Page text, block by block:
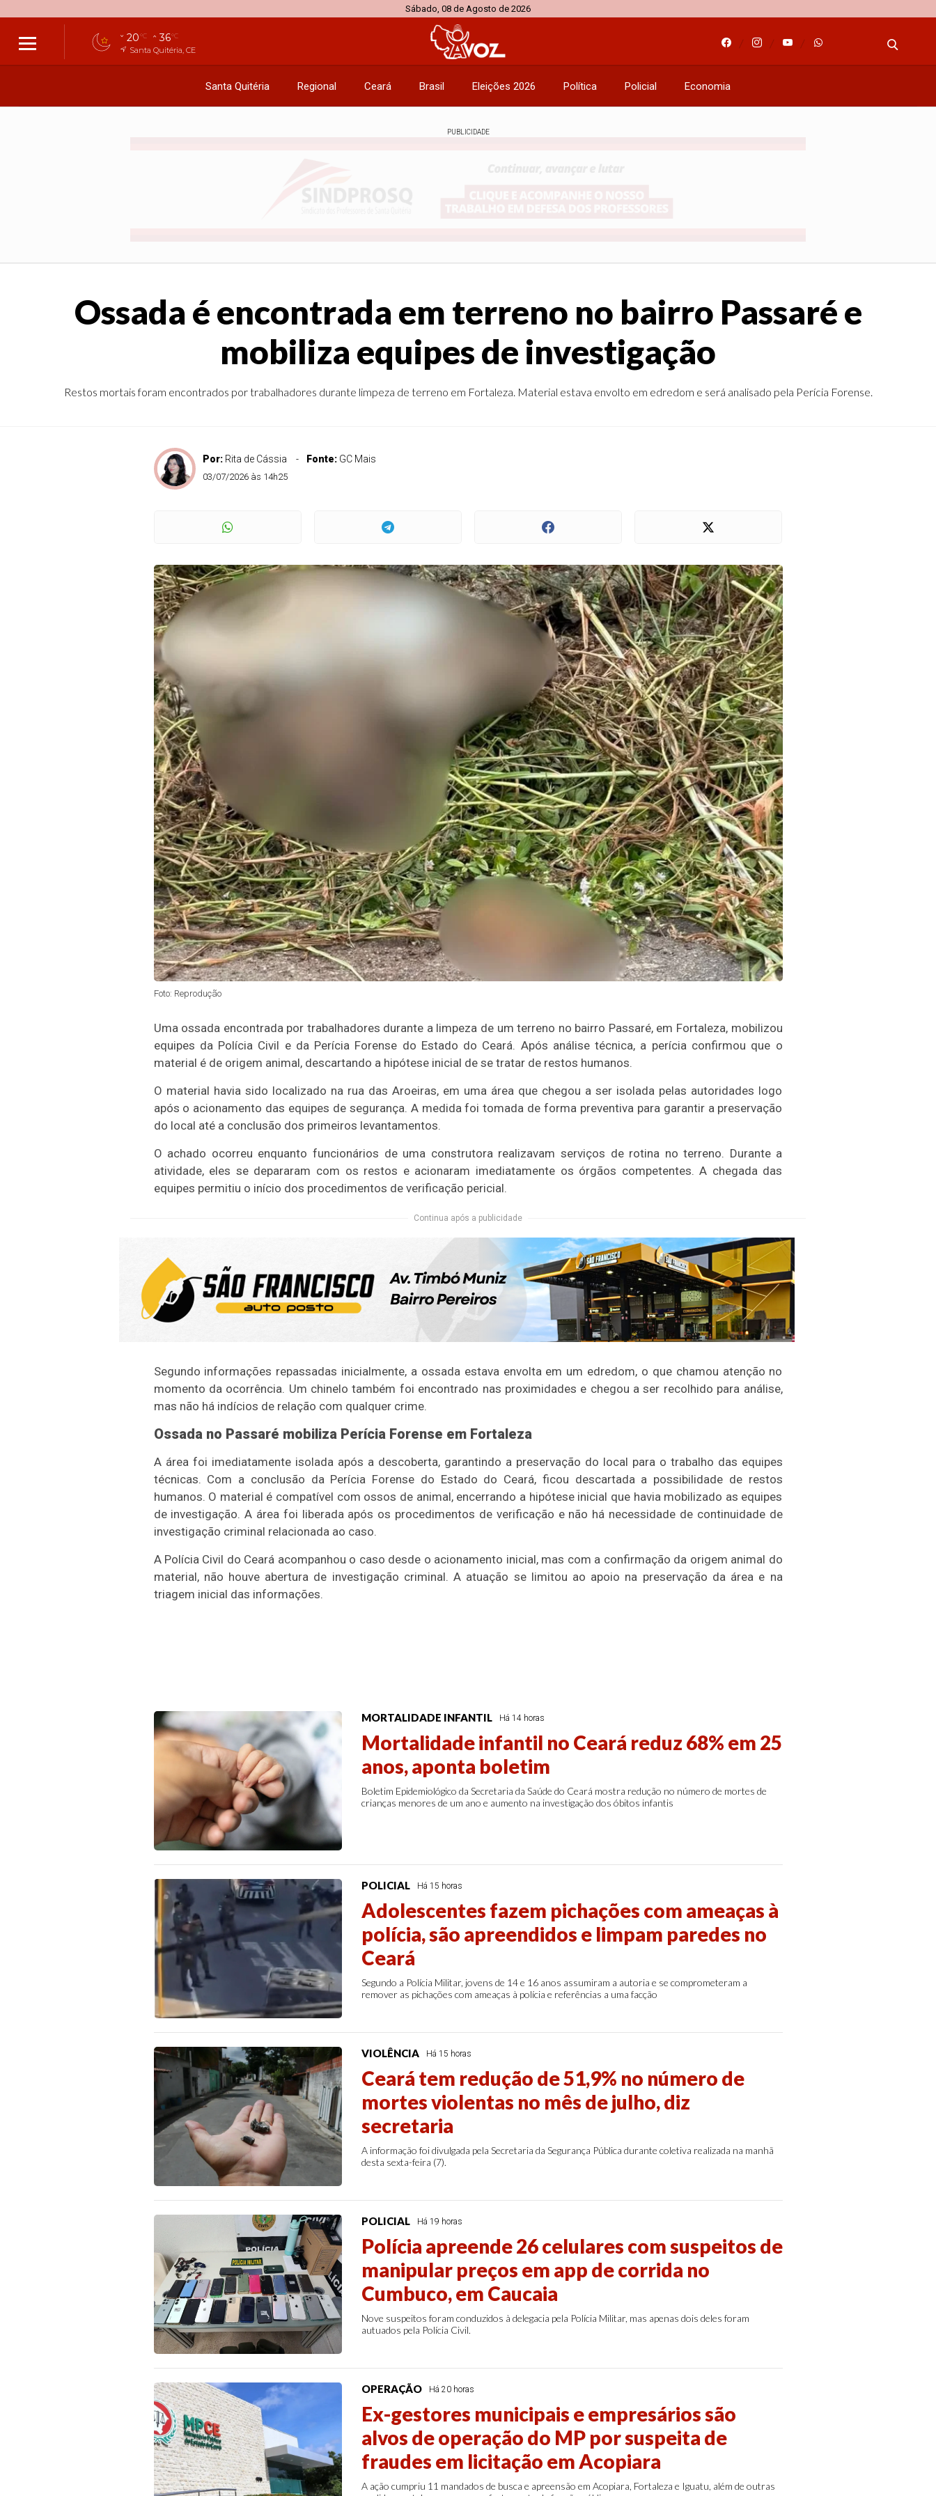
Sábado, 08 de Agosto de 2026
20°C 36°C
Santa Quitéria, CE
Santa Quitéria Regional Ceará Brasil Eleições 2026 Política Policial Economia
PUBLICIDADE
Ossada é encontrada em terreno no bairro Passaré e
mobiliza equipes de investigação
Restos mortais foram encontrados por trabalhadores durante limpeza de terreno em Fortaleza. Material estava envolto em edredom e será analisado pela Perícia Forense.
Por: Rita de Cássia Fonte: GC Mais
03/07/2026 às 14h25
Foto: Reprodução
Uma ossada encontrada por trabalhadores durante a limpeza de um terreno no bairro Passaré, em Fortaleza, mobilizou
equipes da Polícia Civil e da Perícia Forense do Estado do Ceará. Após análise técnica, a perícia confirmou que o
material é de origem animal, descartando a hipótese inicial de se tratar de restos humanos.
O material havia sido localizado na rua das Aroeiras, em uma área que chegou a ser isolada pelas autoridades logo
após o acionamento das equipes de segurança. A medida foi tomada de forma preventiva para garantir a preservação
do local até a conclusão dos primeiros levantamentos.
O achado ocorreu enquanto funcionários de uma construtora realizavam serviços de rotina no terreno. Durante a
atividade, eles se depararam com os restos e acionaram imediatamente os órgãos competentes. A chegada das
equipes permitiu o início dos procedimentos de verificação pericial.
Continua após a publicidade
Segundo informações repassadas inicialmente, a ossada estava envolta em um edredom, o que chamou atenção no
momento da ocorrência. Um chinelo também foi encontrado nas proximidades e chegou a ser recolhido para análise,
mas não há indícios de relação com qualquer crime.
Ossada no Passaré mobiliza Perícia Forense em Fortaleza
A área foi imediatamente isolada após a descoberta, garantindo a preservação do local para o trabalho das equipes
técnicas. Com a conclusão da Perícia Forense do Estado do Ceará, ficou descartada a possibilidade de restos
humanos. O material é compatível com ossos de animal, encerrando a hipótese inicial que havia mobilizado as equipes
de investigação. A área foi liberada após os procedimentos de verificação e não há necessidade de continuidade de
investigação criminal relacionada ao caso.
A Polícia Civil do Ceará acompanhou o caso desde o acionamento inicial, mas com a confirmação da origem animal do
material, não houve abertura de investigação criminal. A atuação se limitou ao apoio na preservação da área e na
triagem inicial das informações.
MORTALIDADE INFANTIL Há 14 horas
Mortalidade infantil no Ceará reduz 68% em 25
anos, aponta boletim
Boletim Epidemiológico da Secretaria da Saúde do Ceará mostra redução no número de mortes de
crianças menores de um ano e aumento na investigação dos óbitos infantis
POLICIAL Há 15 horas
Adolescentes fazem pichações com ameaças à
polícia, são apreendidos e limpam paredes no
Ceará
Segundo a Polícia Militar, jovens de 14 e 16 anos assumiram a autoria e se comprometeram a
remover as pichações com ameaças à polícia e referências a uma facção
VIOLÊNCIA Há 15 horas
Ceará tem redução de 51,9% no número de
mortes violentas no mês de julho, diz
secretaria
A informação foi divulgada pela Secretaria da Segurança Pública durante coletiva realizada na manhã
desta sexta-feira (7).
POLICIAL Há 19 horas
Polícia apreende 26 celulares com suspeitos de
manipular preços em app de corrida no
Cumbuco, em Caucaia
Nove suspeitos foram conduzidos à delegacia pela Polícia Militar, mas apenas dois deles foram
autuados pela Polícia Civil.
OPERAÇÃO Há 20 horas
Ex-gestores municipais e empresários são
alvos de operação do MP por suspeita de
fraudes em licitação em Acopiara
A ação cumpriu 11 mandados de busca e apreensão em Acopiara, Fortaleza e Iguatu, além de outras